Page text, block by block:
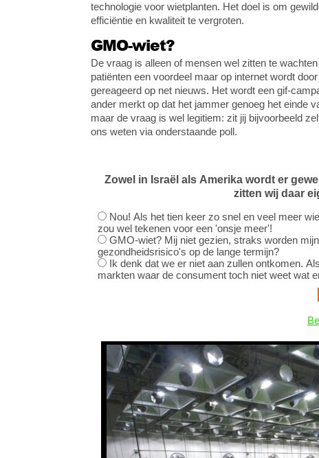
technologie voor wietplanten. Het doel is om
efficiëntie en kwaliteit te vergroten.
GMO-wiet?
De vraag is alleen of mensen wel zitten te
patiënten een voordeel maar op internet wordt
gereageerd op net nieuws. Het wordt een gif-
ander merkt op dat het jammer genoeg het einde
maar de vraag is wel legitiem: zit jij bijvoorbeeld
ons weten via onderstaande poll.
Zowel in Israël als Amerika wordt er
zitten wij daar
Nou! Als het tien keer zo snel en veel meer
zou wel tekenen voor een 'onsje meer'!
GMO-wiet? Mij niet gezien, straks worden
gezondheidsrisico's op de lange termijn?
Ik denk dat we er niet aan zullen ontkomen.
markten waar de consument toch niet weet wat